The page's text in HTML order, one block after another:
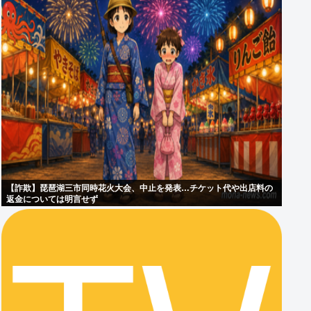
【詐欺】琵琶湖三市同時花火大会、中止を発表…チケット代や出店料の
返金については明言せず